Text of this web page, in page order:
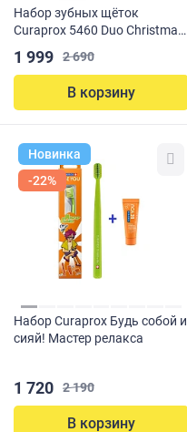
Набор зубных щёток
Curaprox 5460 Duo Christmas
2 690
1 999
В корзину
Новинка
-22%
Набор Curaprox Будь собой и
сияй! Мастер релакса
2 190
1 720
В корзину